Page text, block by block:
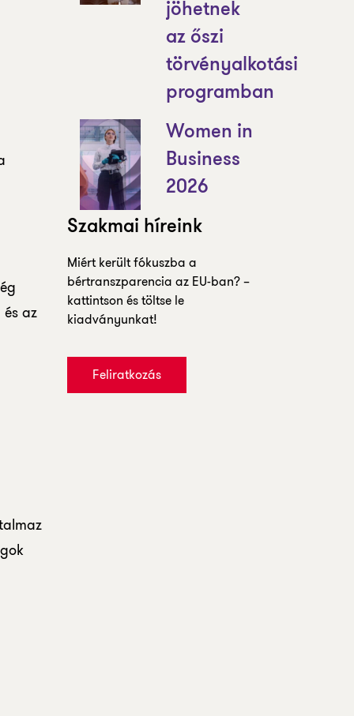
az
jöhetnek
az őszi
törvényalkotási
programban
Women in
Business
2026
Szakmai híreink
Miért került fókuszba a
bértranszparencia az EU-ban? –
kattintson és töltse le
kiadványunkat!
Feliratkozás